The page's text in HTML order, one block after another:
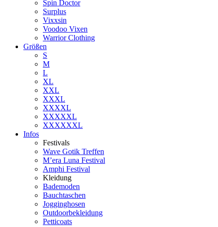
Spin Doctor
Surplus
Vixxsin
Voodoo Vixen
Warrior Clothing
Größen
S
M
L
XL
XXL
XXXL
XXXXL
XXXXXL
XXXXXXL
Infos
Festivals
Wave Gotik Treffen
M’era Luna Festival
Amphi Festival
Kleidung
Bademoden
Bauchtaschen
Jogginghosen
Outdoorbekleidung
Petticoats